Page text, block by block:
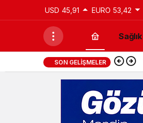
USD 45,91 EURO 53,42
Sağlık
SON GELIŞMELER